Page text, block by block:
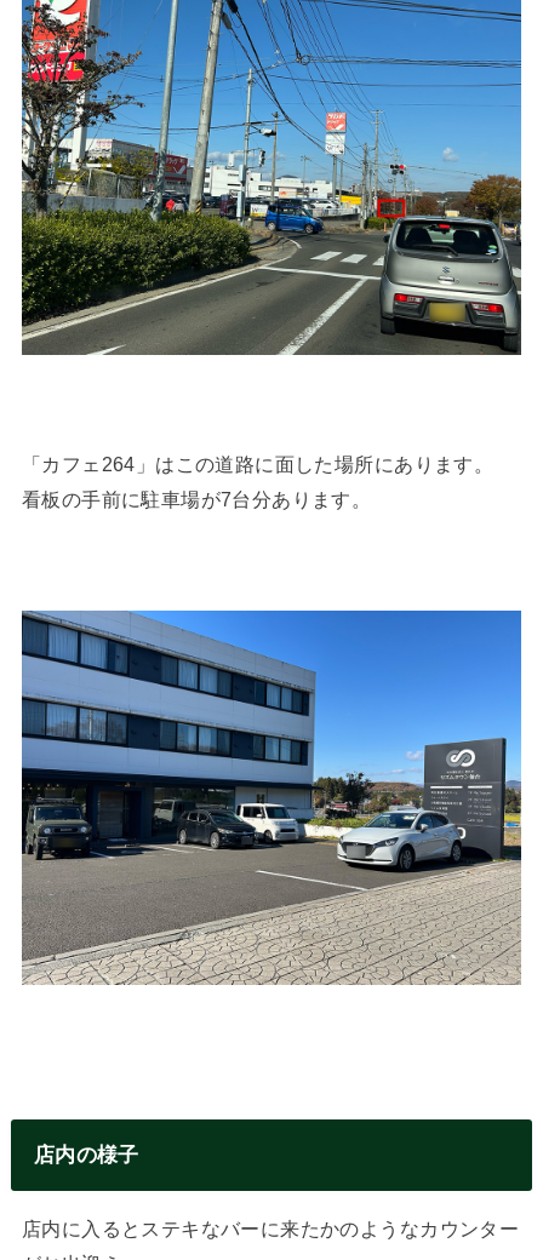
「カフェ264」はこの道路に面した場所にあります。
看板の手前に駐車場が7台分あります。
店内の様子
店内に入るとステキなバーに来たかのようなカウンター